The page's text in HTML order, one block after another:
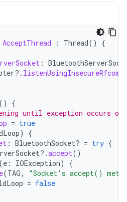
AcceptThread : Thread() {
:
?.
()
{
until exception occurs
= true
)
{
: BluetoothSocket? = try {
?.accept()
(e : IOException)
{
e(TAG,
"Socket's accept()
= false